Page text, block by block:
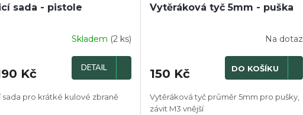
sada - pistole
Skladem (2 ks)
Kč DETAIL
sada pro krátké kulové zbraně
Vytěráková tyč 5mm - puška
je
z
5
Na dotaz
150 Kč DO KOŠÍKU
Vytěráková tyč průměr 5mm pro pušky,
závit M3 vnější